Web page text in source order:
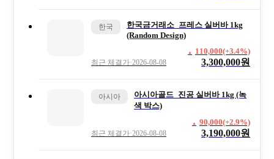
한국
한국금거래소_프레스 실버바 1kg
(Random Design)
110,000(+3.4%)
최근 체결가·2026-08-08 3,300,000원
아시아
아시아골드_진공 실버바 1kg (녹
색 박스)
90,000(+2.9%)
최근 체결가·2026-08-08 3,190,000원